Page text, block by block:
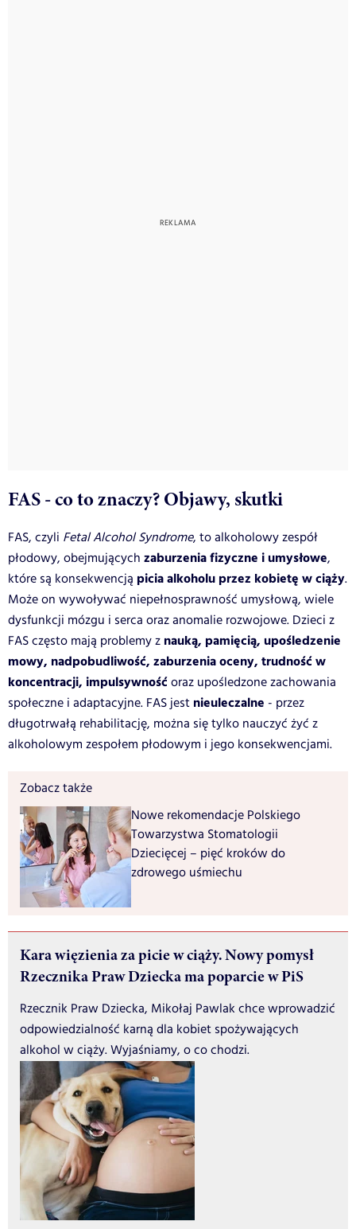
FAS - co to znaczy? Objawy, skutki
FAS, czyli Fetal Alcohol Syndrome, to alkoholowy zespół
płodowy, obejmujących zaburzenia fizyczne i umysłowe,
które są konsekwencją picia alkoholu przez kobietę w ciąży.
Może on wywoływać niepełnosprawność umysłową, wiele
dysfunkcji mózgu i serca oraz anomalie rozwojowe. Dzieci z
FAS często mają problemy z nauką, pamięcią, upośledzenie
mowy, nadpobudliwość, zaburzenia oceny, trudność w
koncentracji, impulsywnośćoraz upośledzone zachowania
społeczne i adaptacyjne. FAS jest nieuleczalne - przez
długotrwałą rehabilitację, można się tylko nauczyć żyć z
alkoholowym zespołem płodowym i jego konsekwencjami.
Zobacz także
Nowe rekomendacje Polskiego
Towarzystwa Stomatologii
Dziecięcej – pięć kroków do
zdrowego uśmiechu
Kara więzienia za picie w ciąży. Nowy pomysł
Rzecznika Praw Dziecka ma poparcie w PiS
Rzecznik Praw Dziecka, Mikołaj Pawlak chce wprowadzić
odpowiedzialność karną dla kobiet spożywających
alkohol w ciąży. Wyjaśniamy, o co chodzi.